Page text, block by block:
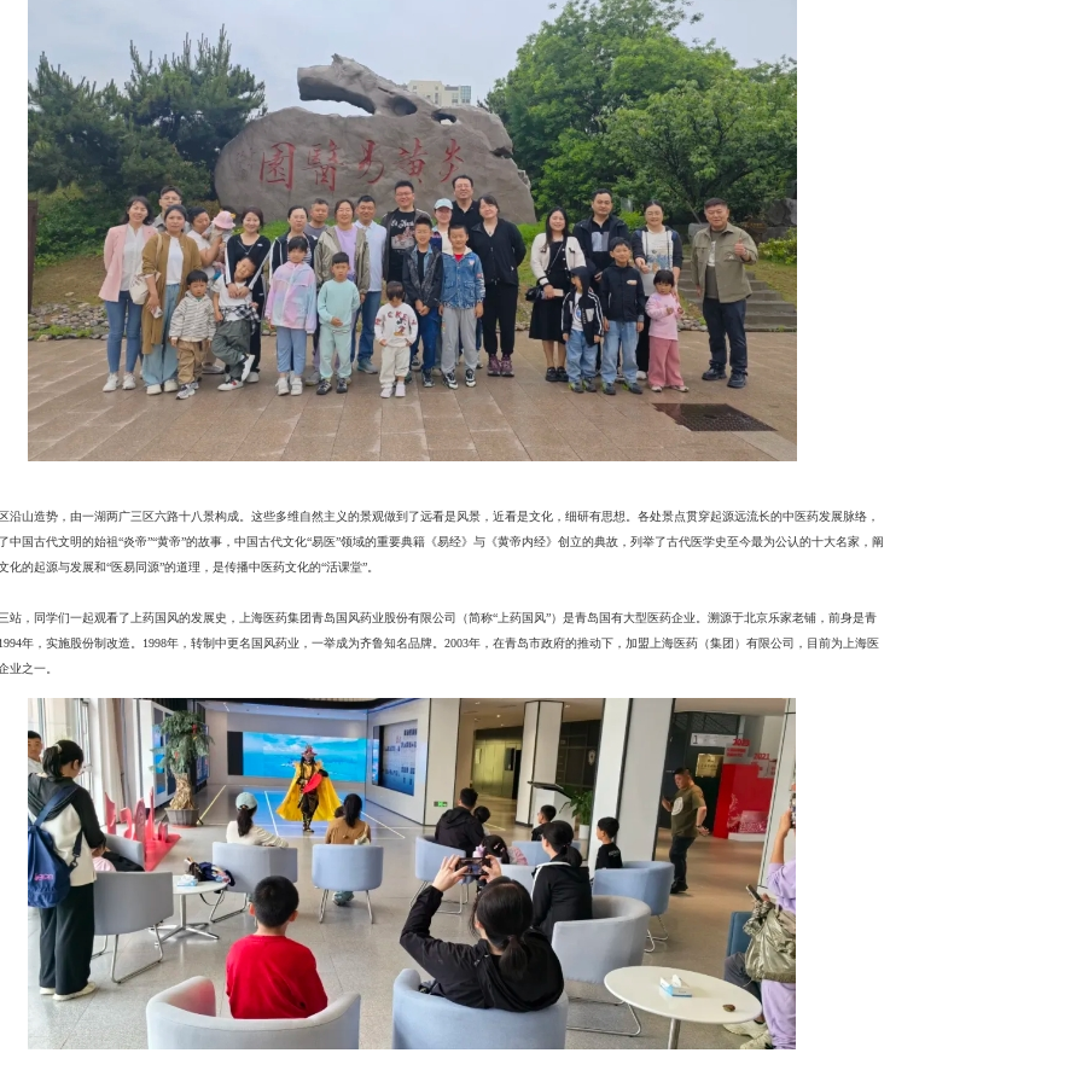
沿山造势，由一湖两广三区六路十八景构成。这些多维自然主义的景观做到了远看是风景，近看是文化，细研有思想。各处景点贯穿起源远流长的中医药发展脉络，
中国古代文明的始祖“炎帝”“黄帝”的故事，中国古代文化“易医”领域的重要典籍《易经》与《黄帝内经》创立的典故，列举了古代医学史至今最为公认的十大名家，阐
化的起源与发展和“医易同源”的道理，是传播中医药文化的“活课堂”。
站，同学们一起观看了上药国风的发展史，上海医药集团青岛国风药业股份有限公司（简称“上药国风”）是青岛国有大型医药企业。溯源于北京乐家老铺，前身是青
年，实施股份制改造。1998年，转制中更名国风药业，一举成为齐鲁知名品牌。2003年，在青岛市政府的推动下，加盟上海医药（集团）有限公司，目前为上海医
业之一。